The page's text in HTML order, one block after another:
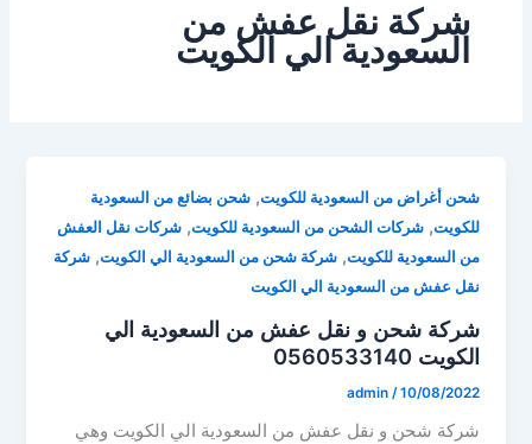
شركة نقل عفش من
السعودية الي الكويت
شحن أغراض من السعودية للكويت,شحن بضائع من السعودية
للكويت,شركات الشحن من السعودية للكويت,شركات نقل العفش
من السعودية للكويت,شركة شحن من السعودية الي الكويت,شركة
نقل عفش من السعودية الي الكويت
شركة شحن و نقل عفش من السعودية الي
الكويت 0560533140
admin /10/08/2022
شركة شحن و نقل عفش من السعودية الي الكويت وهي